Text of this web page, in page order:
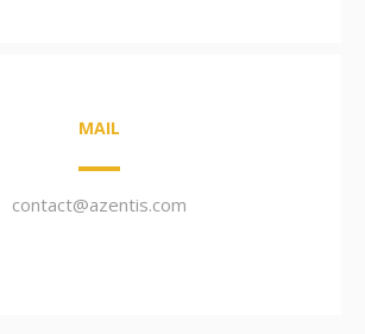
MAIL
contact@azentis.com